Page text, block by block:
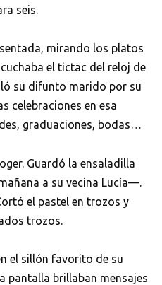
seis.
mirando los platos
el tictac del reloj de
su difunto marido por su
celebraciones en esa
graduaciones, bodas…
Guardó la ensaladilla
a su vecina Lucía—.
el pastel en trozos y
trozos.
el sillón favorito de su
pantalla brillaban mensajes